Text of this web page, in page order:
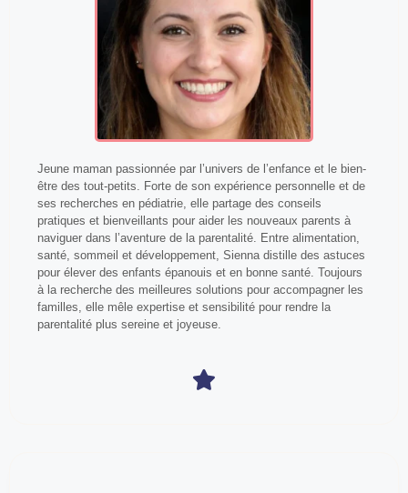
Jeune maman passionnée par l’univers de l’enfance et le bien-
être des tout-petits. Forte de son expérience personnelle et de
ses recherches en pédiatrie, elle partage des conseils
pratiques et bienveillants pour aider les nouveaux parents à
naviguer dans l’aventure de la parentalité. Entre alimentation,
santé, sommeil et développement, Sienna distille des astuces
pour élever des enfants épanouis et en bonne santé. Toujours
à la recherche des meilleures solutions pour accompagner les
familles, elle mêle expertise et sensibilité pour rendre la
parentalité plus sereine et joyeuse.